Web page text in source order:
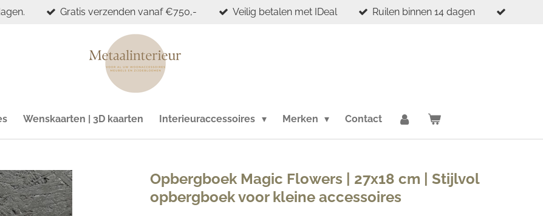
Gratis verzenden vanaf €750,- Veilig betalen met IDeal Ruilen binnen 14 dagen
Wenskaarten | 3D kaarten Interieuraccessoires Merken Contact
Opbergboek Magic Flowers | 27x18 cm | Stijlvol
opbergboek voor kleine accessoires